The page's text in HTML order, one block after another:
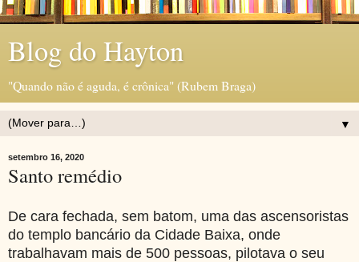
Blog do Hayton
"Quando não é aguda, é crônica" (Rubem Braga)
▼
setembro 16, 2020
Santo remédio
De cara fechada, sem batom, uma das ascensoristas
do templo bancário da Cidade Baixa, onde
trabalhavam mais de 500 pessoas, pilotava o seu